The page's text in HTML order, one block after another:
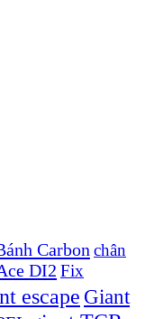
Carbon chân
DI2 Fix
escape Giant